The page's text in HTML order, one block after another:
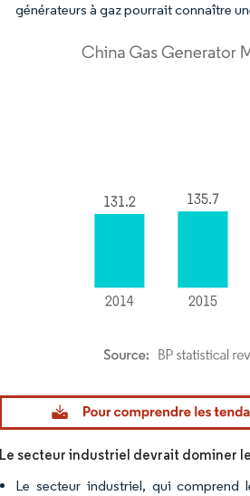
générateurs à gaz pourrait connaître
Image © Mordor Intelligence. La réutilisation
Le secteur industriel devrait dominer
Le secteur industriel, qui